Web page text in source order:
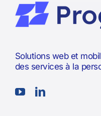
Solutions web et
des services à la